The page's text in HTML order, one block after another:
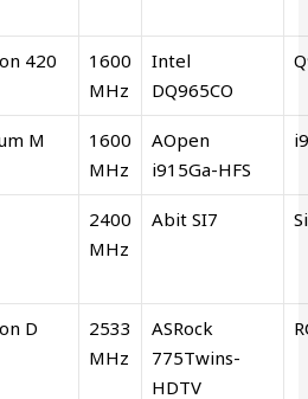
420
1600
MHz
Intel
DQ965CO
M
1600
MHz
AOpen
i915Ga-HFS
2400
MHz
Abit SI7
D
2533
MHz
ASRock
775Twins-
HDTV